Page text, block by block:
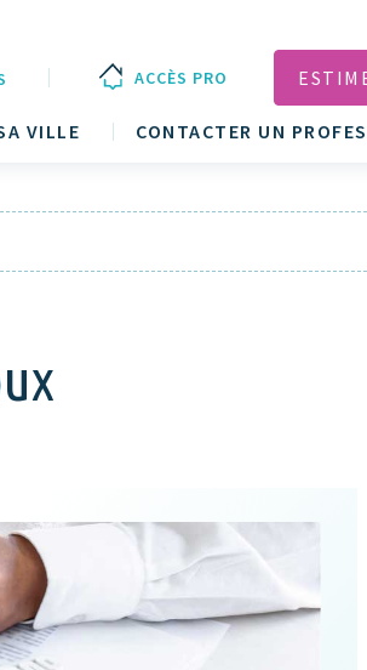
VILLE CONTACTER UN
ACCÈS PRO